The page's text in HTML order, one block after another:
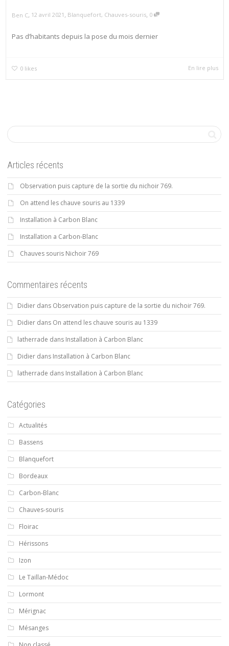
Ben C, 12 avril 2021 , Blanquefort, Chauves-souris, 0
Pas d’habitants depuis la pose du mois dernier
0 likes En lire plus
Articles récents
Observation puis capture de la sortie du nichoir 769.
On attend les chauve souris au 1339
Installation à Carbon Blanc
Installation a Carbon-Blanc
Chauves souris Nichoir 769
Commentaires récents
Didier dans Observation puis capture de la sortie du nichoir 769.
Didier dans On attend les chauve souris au 1339
latherrade dans Installation à Carbon Blanc
Didier dans Installation à Carbon Blanc
latherrade dans Installation à Carbon Blanc
Catégories
Actualités
Bassens
Blanquefort
Bordeaux
Carbon-Blanc
Chauves-souris
Floirac
Hérissons
Izon
Le Taillan-Médoc
Lormont
Mérignac
Mésanges